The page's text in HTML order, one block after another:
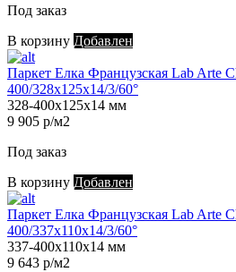
Под заказ
В корзину Добавлен
Паркет Елка Французская Lab Arte
400/328х125х14/3/60°
328-400х125х14 мм
9 905 р/м2
Под заказ
В корзину Добавлен
Паркет Елка Французская Lab Arte
400/337х110х14/3/60°
337-400х110х14 мм
9 643 р/м2